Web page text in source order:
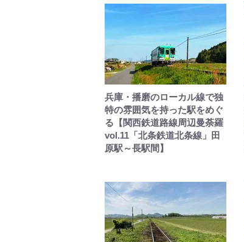
兵庫・播磨のローカル線で独
特の雰囲気を持った駅をめぐ
る【関西鉄道路線周辺曼荼羅
vol.11「北条鉄道北条線」田
原駅～長駅間】